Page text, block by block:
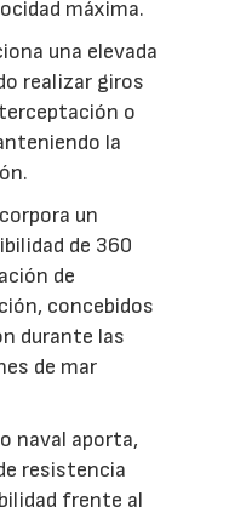
máxima.
una elevada
realizar giros
o
la
un
de 360
de
concebidos
durante las
de mar
naval aporta,
resistencia
frente al